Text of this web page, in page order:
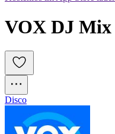
VOX DJ Mix
Disco